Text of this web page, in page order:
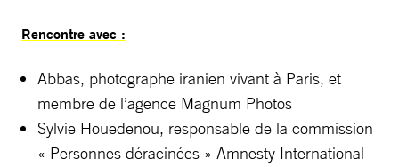
Rencontre avec :
Abbas, photographe iranien vivant à Paris, et
membre de l’agence Magnum Photos
Sylvie Houedenou, responsable de la commission
« Personnes déracinées » Amnesty International